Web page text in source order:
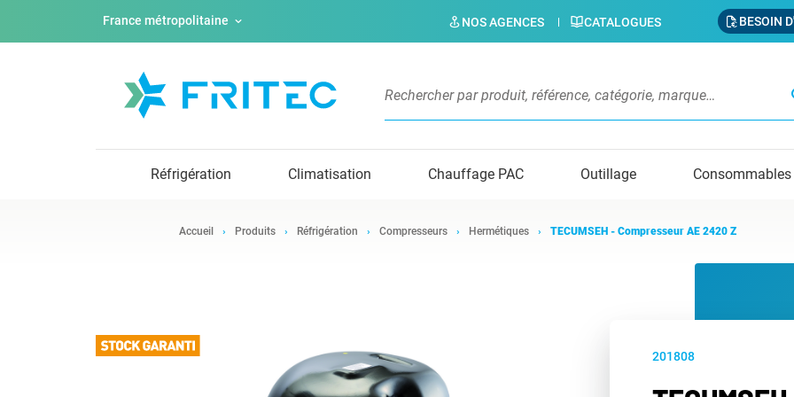
France métropolitaine NOS AGENCES CATALOGUES BESOIN
Réfrigération Climatisation Chauffage PAC Outillage Consommables
Accueil Produits Réfrigération Compresseurs Hermétiques TECUMSEH - Compresseur AE 2420 Z
201808